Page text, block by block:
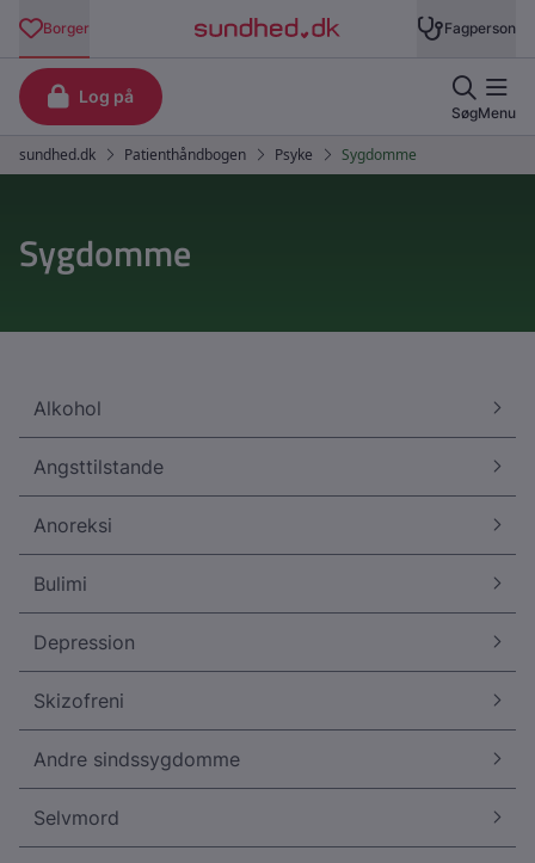
Sygdomme
Alkohol
Angsttilstande
Anoreksi
Bulimi
Depression
Skizofreni
Andre sindssygdomme
Selvmord